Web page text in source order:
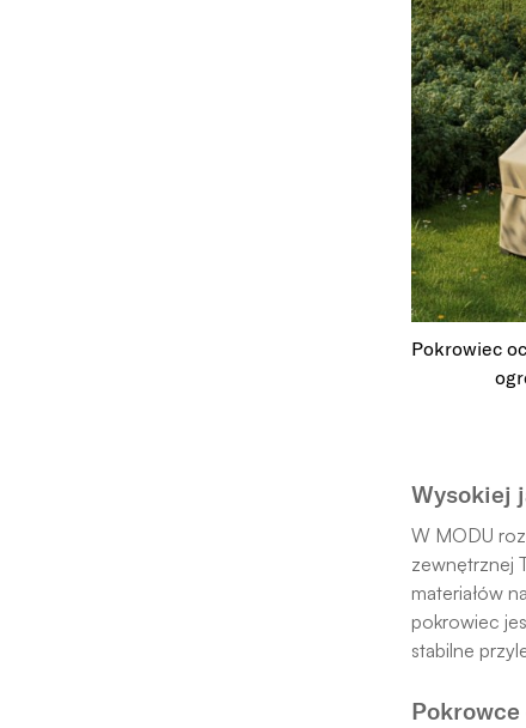
Pokrowiec
Wysokiej
W MODU
zewnętrznej
materiałów
pokrowiec
stabilne